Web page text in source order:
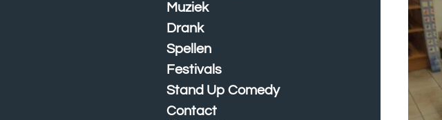
Muziek
Drank
Spellen
Festivals
Stand Up Comedy
Contact